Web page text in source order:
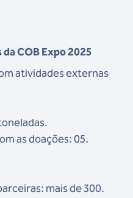
COB Expo 2025
atividades externas
as doações: 05.
mais de 300.